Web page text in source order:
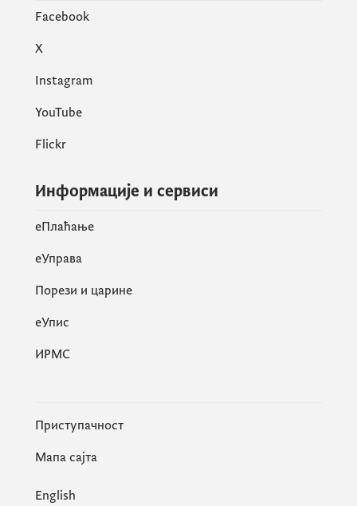
Facebook
X
Instagram
YouTube
Flickr
Информације и сервиси
eПлаћање
еУправа
Порези и царине
eУпис
ИРМС
Приступачност
Мапа сајта
English